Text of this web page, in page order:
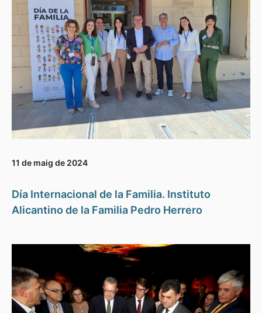
11 de maig de 2024
Día Internacional de la Familia. Instituto
Alicantino de la Familia Pedro Herrero